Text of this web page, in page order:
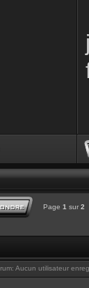
Page 1 sur 2
Aucun utilisateur